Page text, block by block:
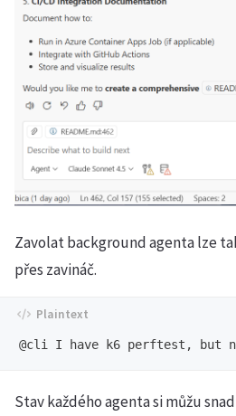
Zavolat background agenta lze
přes zavináč.
Stav každého agenta si můžu